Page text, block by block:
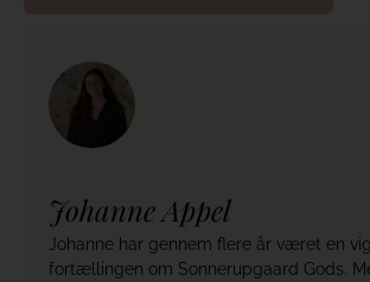
Johanne Appel
Johanne har gennem flere år været en
fortællingen om Sonnerupgaard Gods.